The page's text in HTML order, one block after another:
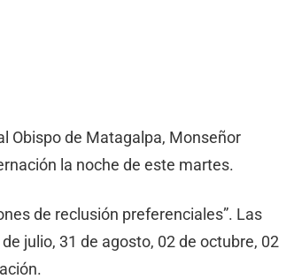
Obispo de Matagalpa, Monseñor
la noche de este martes.
de reclusión preferenciales”. Las
julio, 31 de agosto, 02 de octubre, 02